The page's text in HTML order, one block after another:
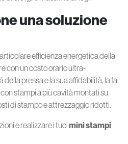
una soluzione
efficienza energetica della
con un costo orario ultra-
pressa e la sua affidabilità, la fa
stampi a più cavità montati su
di stampo e attrezzaggio ridotti.
e realizzare i tuoimini stampi